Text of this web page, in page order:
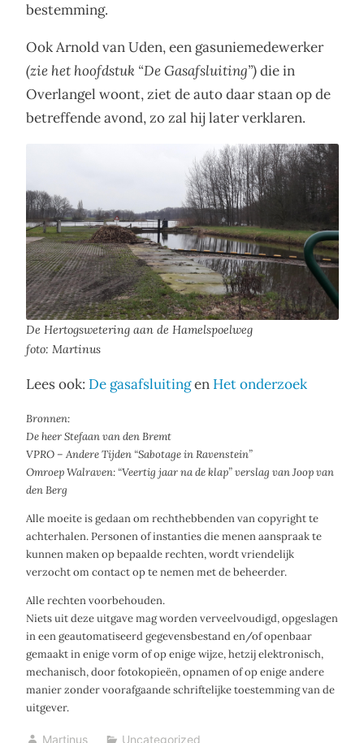
bestemming.
Ook Arnold van Uden, een gasuniemedewerker
(zie het hoofdstuk “De Gasafsluiting”)die in
Overlangel woont, ziet de auto daar staan op de
betreffende avond, zo zal hij later verklaren.
De Hertogswetering aan de Hamelspoelweg
foto: Martinus
Lees ook: De gasafsluitingen Het onderzoek
Bronnen:
De heer Stefaan van den Bremt
VPRO – Andere Tijden “Sabotage in Ravenstein”
Omroep Walraven: “Veertig jaar na de klap” verslag van Joop van
den Berg
Alle moeite is gedaan om rechthebbenden van copyright te
achterhalen. Personen of instanties die menen aanspraak te
kunnen maken op bepaalde rechten, wordt vriendelijk
verzocht om contact op te nemen met de beheerder.
Alle rechten voorbehouden.
Niets uit deze uitgave mag worden verveelvoudigd, opgeslagen
in een geautomatiseerd gegevensbestand en/of openbaar
gemaakt in enige vorm of op enige wijze, hetzij elektronisch,
mechanisch, door fotokopieën, opnamen of op enige andere
manier zonder voorafgaande schriftelijke toestemming van de
uitgever.
Martinus Uncategorized